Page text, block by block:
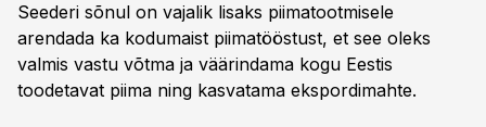
Seederi sõnul on vajalik lisaks piimatootmisele
arendada ka kodumaist piimatööstust, et see oleks
valmis vastu võtma ja väärindama kogu Eestis
toodetavat piima ning kasvatama ekspordimahte.